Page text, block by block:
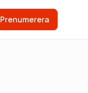
Prenumerera